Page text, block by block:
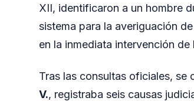
XII, identificaron a un hombre
sistema para la averiguación
en la inmediata intervención
Tras las consultas oficiales,
V., registraba seis causas